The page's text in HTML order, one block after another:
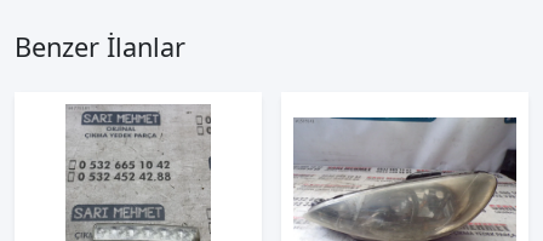
Benzer İlanlar